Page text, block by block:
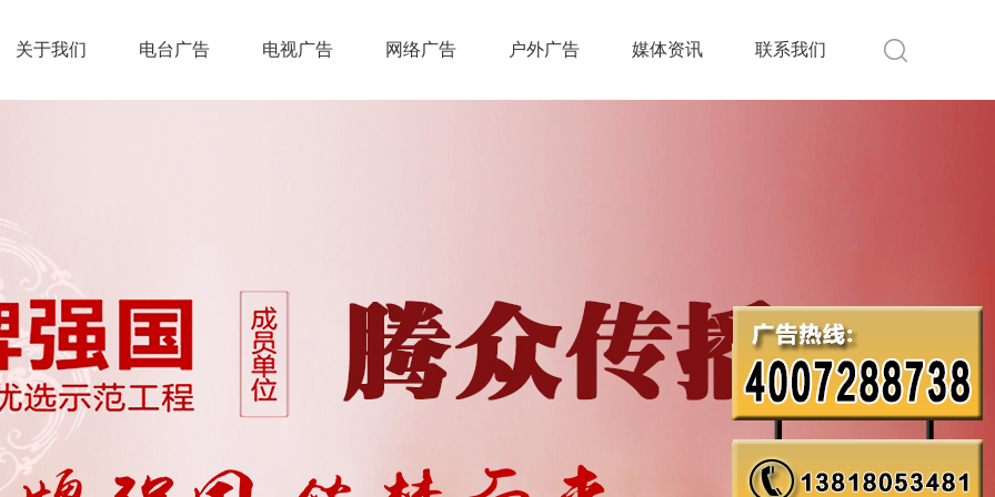
关于我们 电台广告 电视广告 网络广告 户外广告 媒体资讯 联系我们